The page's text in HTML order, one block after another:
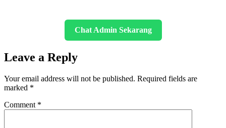
Chat Admin Sekarang
Leave a Reply
Your email address will not be published. Required fields are
marked *
Comment *